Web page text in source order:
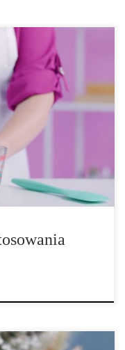
właściwości
samych
tym, że interakcja
uczucie euforii,
tego „haju” i
THC, mogą czuć się
wyłącznie